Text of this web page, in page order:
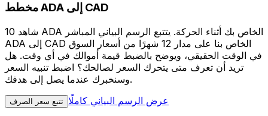
مخطط ADA إلى CAD
شاهد 10 ADA الخاص بك أثناء الحركة. يتتبع الرسم البياني المباشر
ADA إلى CAD الخاص بنا على مدار 12 شهرًا من أسعار السوق
في الوقت الحقيقي، ويوضح بالضبط قيمة أموالك في أي وقت. هل
تريد أن تعرف متى يتحرك السعر لصالحك؟ اضبط تنبيه السعر
وسنخبرك عندما يصل إلى هدفك.
تتبع سعر الصرف عرض الرسم البياني كاملًا